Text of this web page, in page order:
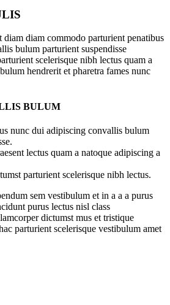
diam diam commodo parturient penatibus
bulum parturient suspendisse
scelerisque nibh lectus quam a
hendrerit et pharetra fames nunc
BULUM
nunc dui adipiscing convallis bulum
lectus quam a natoque adipiscing a
parturient scelerisque nibh lectus.
sem vestibulum et in a a a purus
purus lectus nisl class
dictumst mus et tristique
parturient scelerisque vestibulum amet